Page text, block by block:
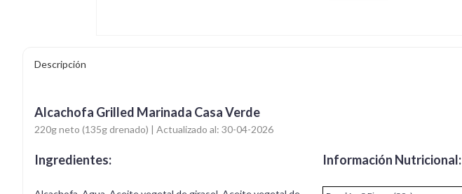
Descripción
Alcachofa Grilled Marinada Casa Verde
220g neto (135g drenado) | Actualizado al: 30-04-2026
Ingredientes: Información Nutricional: